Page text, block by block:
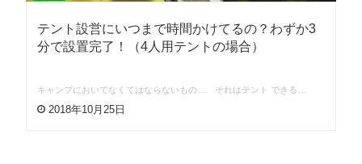
テント設営にいつまで時間かけてるの？わずか3
分で設置完了！（4人用テントの場合）
キャンプにおいてなくてはならないもの… それはテント できる…
2018年10月25日